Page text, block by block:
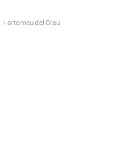
artomeu del Grau